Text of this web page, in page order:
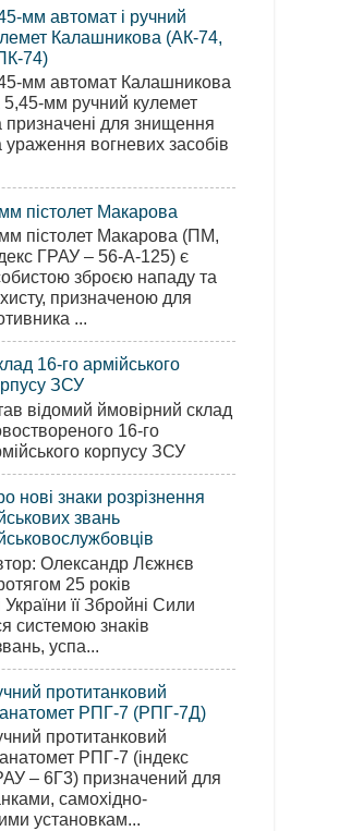
мм автомат і ручний
Калашникова (АК-74,
74)
мм автомат Калашникова
5,45-мм ручний кулемет
для знищення
ураження вогневих засобів
пістолет Макарова
пістолет Макарова (ПМ,
ГРАУ – 56-А-125) є
зброєю нападу та
призначеною для
...
16-го армійського
ЗСУ
відомий ймовірний склад
16-го
корпусу ЗСУ
нові знаки розрізнення
звань
Олександр Лєжнєв
25 років
її Збройні Сили
системою знаків
успа...
протитанковий
РПГ-7 (РПГ-7Д)
протитанковий
РПГ-7 (індекс
– 6Г3) призначений для
самохідно-
установкам...